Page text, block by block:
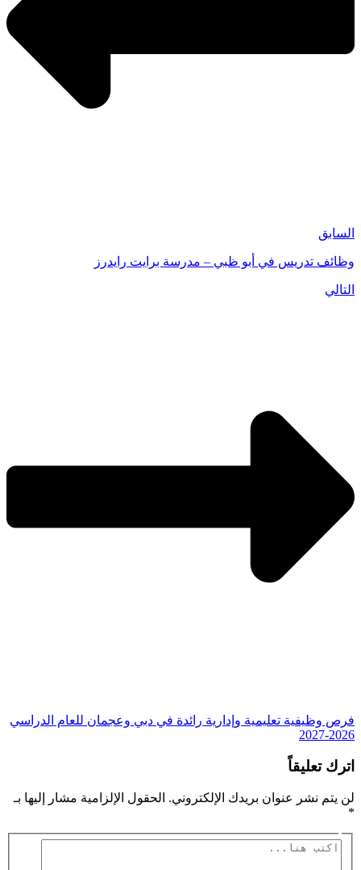
السابق
وظائف تدريس في أبو ظبي – مدرسة برايت رايدرز
التالي
فرص وظيفية تعليمية وإدارية رائدة في دبي وعجمان للعام الدراسي
2026-2027
اترك تعليقاً
لن يتم نشر عنوان بريدك الإلكتروني. الحقول الإلزامية مشار إليها بـ
*
اكتب